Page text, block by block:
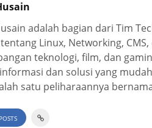
adalah bagian dari Tim
Linux, Networking,
teknologi, film, dan
dan solusi yang
satu peliharaannya